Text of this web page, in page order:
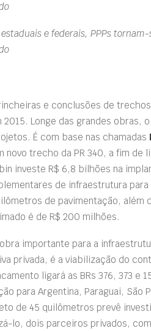
e federais, PPPs
e conclusões de
2015. Longe das grandes obras,
É com base nas chamadas
trecho da PR 340, a fim de
investe R$ 6,8 bilhões na
de infraestrutura
de pavimentação, além
é de R$ 200 milhões.
importante para a
privada, é a viabilização do
ligará as BRs 376, 373 e
para Argentina, Paraguai, São
de 45 quilômetros prevê
lo, dois parceiros privados,